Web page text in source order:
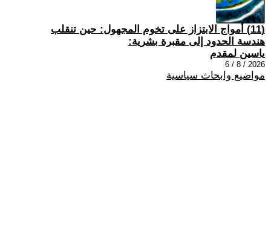
(11) أمواج الابتزاز على تخوم المجهول: حين تنقلب
هندسة الحدود إلى مقبرة بشرية:
ياسين لمقدم
2026 / 8 / 6
مواضيع وابحاث سياسية